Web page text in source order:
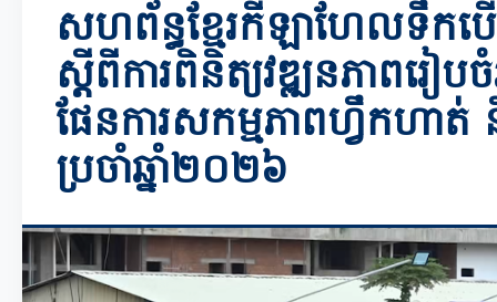
សហព័ន្ធខ្មែរកីឡាហែលទឹកប
ស្តីពីការពិនិត្យវឌ្ឍនភាពរៀប
ផែនការសកម្មភាពហ្វឹកហាត់
ប្រចាំឆ្នាំ២០២៦